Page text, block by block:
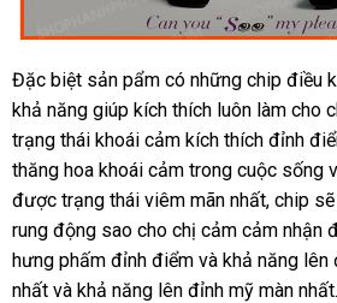
mua
sắm
Đặc biệt sản pẩm có mua
hàng
những chip điều
khả năng giúp kích thích luôn làm cho
trạng thái khoái cảm kích thích đỉnh
thăng hoa khoái cảm trong cuộc sống
được trạng thái viêm mãn nhấttốt
nhất
, chip
tra
rung động sao cho chị cảm cảm nhận
hưng phấm đỉnh điểm thảo
luận
và khả năng lên
nhất thế
và khả năng lên đỉnh mỹ màn nhất